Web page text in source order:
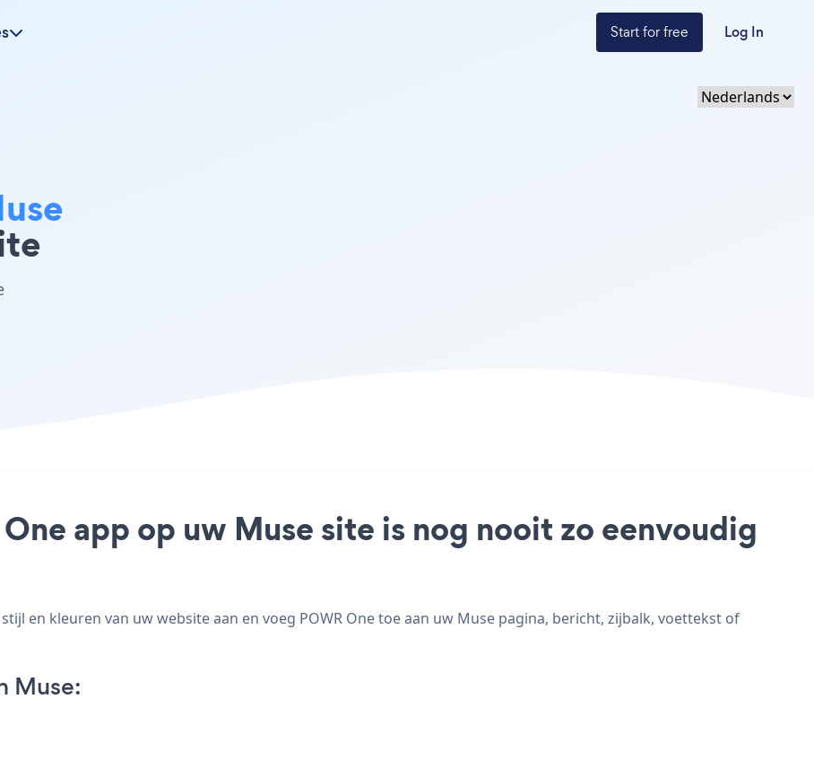
Start for free Log In
app op uw Muse site is nog nooit zo eenvoudig
en kleuren van uw website aan en voeg POWR One toe aan uw Muse pagina, bericht, zijbalk, voettekst of
Muse: